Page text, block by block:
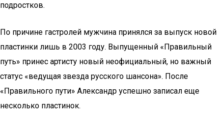
подростков.
По причине гастролей мужчина принялся за выпуск новой
пластинки лишь в 2003 году. Выпущенный «Правильный
путь» принес артисту новый неофициальный, но важный
статус «ведущая звезда русского шансона». После
«Правильного пути» Александр успешно записал еще
несколько пластинок.